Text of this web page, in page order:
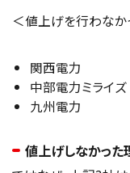
＜値上げを行わな
関西電力
中部電力ミライズ
九州電力
値上げしなかった